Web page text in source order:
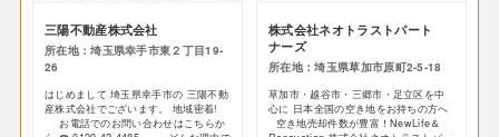
三陽不動産株式会社
所在地：埼玉県幸手市東２丁目19-
26
はじめまして 埼玉県幸手市の 三陽不動
産株式会社でございます。 地域密着!
お電話でのお問い合わせはこちらか
株式会社ネオトラストパート
ナーズ
所在地：埼玉県草加市原町2-5-18
草加市・越谷市・三郷市・足立区を中
心に 日本全国の空き地をお持ちの方へ
空き地売却件数が豊富！ ​NewLife＆